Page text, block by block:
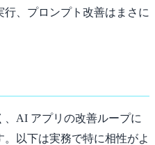
、プロンプト改善はまさに
、AI アプリの改善ループに
以下は実務で特に相性がよ